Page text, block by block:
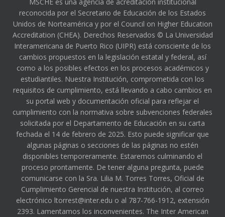
reconocida por el Secretario de Educación de los Estados
Unidos de Norteamérica y por el Council on Higher Education
Accreditation (CHEA). Derechos Reservados © La Universidad
Interamericana de Puerto Rico (UIPR) está consciente de los
cambios propuestos en la legislación estatal y federal, así
como a los posibles efectos en los procesos académicos y
estudiantiles. Nuestra Institución, comprometida con los
requisitos de cumplimiento, está llevando a cabo cambios en
su portal web y documentación oficial para reflejar el
cumplimiento con la normativa sobre subvenciones federales
solicitada por el Departamento de Educación en su carta
fechada el 14 de febrero de 2025. Esto puede significar que
algunas páginas o secciones de las páginas no estén
disponibles temporeramente. Estaremos culminando el
proceso prontamente. De tener alguna pregunta, puede
comunicarse con la Sra. Lilia M. Torres Torres, Oficial de
Cumplimiento Gerencial de nuestra Institución, al correo
electrónico ltorrest@inter.edu o al 787-766-1912, extensión
2393. Lamentamos los inconvenientes. The Inter American